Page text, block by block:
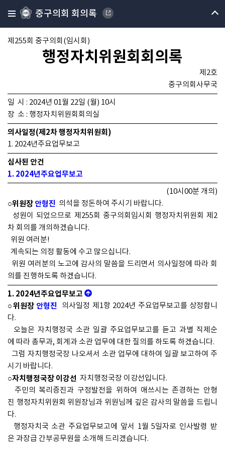
중구의회 회의록
제255회 중구의회(임시회)
행정자치위원회회의록
제2호
중구의회사무국
일 시 : 2024년 01월 22일 (월) 10시
장 소 : 행정자치위원회회의실
의사일정(제2차 행정자치위원회)
1. 2024년주요업무보고
심사된 안건
1. 2024년주요업무보고
(10시00분 개의)
○위원장 안형진 의석을 정돈하여 주시기 바랍니다.
성원이 되었으므로 제255회 중구의회임시회 행정자치위원회 제2
차 회의를 개의하겠습니다.
위원 여러분!
계속되는 의정 활동에 수고 많으십니다.
위원 여러분의 노고에 감사의 말씀을 드리면서 의사일정에 따라 회
의를 진행하도록 하겠습니다.
1. 2024년주요업무보고
○위원장 안형진 의사일정 제1항 2024년 주요업무보고를 상정합니
다.
오늘은 자치행정국 소관 일괄 주요업무보고를 듣고 과별 직제순
에 따라 총무과, 회계과 소관 업무에 대한 질의를 하도록 하겠습니다.
그럼 자치행정국장 나오셔서 소관 업무에 대하여 일괄 보고하여 주
시기 바랍니다.
○자치행정국장 이강선 자치행정국장 이강선입니다.
주민의 복리증진과 구정발전을 위하여 애쓰시는 존경하는 안형
진 행정자치위원회 위원장님과 위원님께 깊은 감사의 말씀을 드립니
다.
행정자치국 소관 주요업무보고에 앞서 1월 5일자로 인사발령 받
은 과장급 간부공무원을 소개해 드리겠습니다.